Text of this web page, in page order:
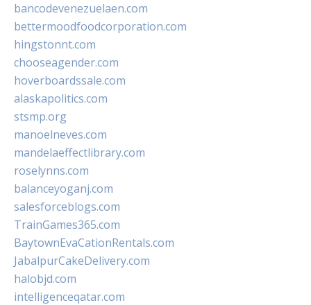
bancodevenezuelaen.com
bettermoodfoodcorporation.com
hingstonnt.com
chooseagender.com
hoverboardssale.com
alaskapolitics.com
stsmp.org
manoelneves.com
mandelaeffectlibrary.com
roselynns.com
balanceyoganj.com
salesforceblogs.com
TrainGames365.com
BaytownEvaCationRentals.com
JabalpurCakeDelivery.com
halobjd.com
intelligenceqatar.com